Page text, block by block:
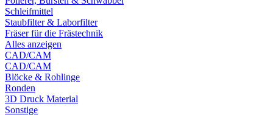
Schleifmittel
Staubfilter & Laborfilter
Fräser für die Frästechnik
Alles anzeigen
CAD/CAM
CAD/CAM
Blöcke & Rohlinge
Ronden
3D Druck Material
Sonstige